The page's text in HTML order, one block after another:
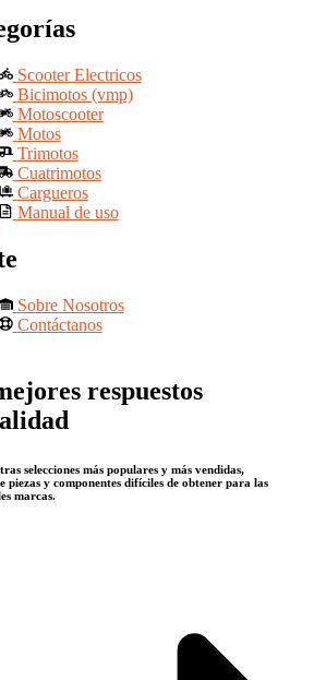
Scooter Electricos
Bicimotos (vmp)
Motoscooter
Motos
Trimotos
Cuatrimotos
Cargueros
Manual de uso
Sobre Nosotros
Contáctanos
respuestos
selecciones más populares y más vendidas,
piezas y componentes difíciles de obtener para las
marcas.